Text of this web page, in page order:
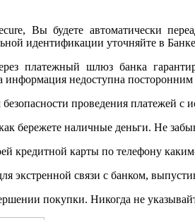
Вы будете автоматически
идентификации уточняйте в
платежный шлюз банка
недоступна
проведения платежей с
бережете наличные деньги. Не
кредитной карты по телефону
экстренной связи с банком,
покупки. Никогда не